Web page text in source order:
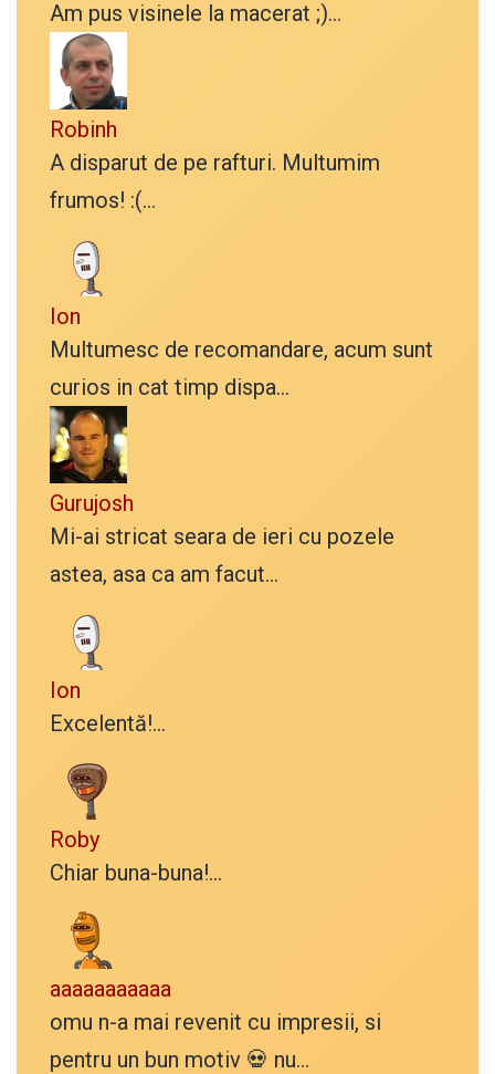
Am pus visinele la macerat ;)...
Robinh
A disparut de pe rafturi. Multumim
frumos! :(...
Ion
Multumesc de recomandare, acum sunt
curios in cat timp dispa...
Gurujosh
Mi-ai stricat seara de ieri cu pozele
astea, asa ca am facut...
Ion
Excelentă!...
Roby
Chiar buna-buna!...
aaaaaaaaaaa
omu n-a mai revenit cu impresii, si
pentru un bun motiv 💀 nu...